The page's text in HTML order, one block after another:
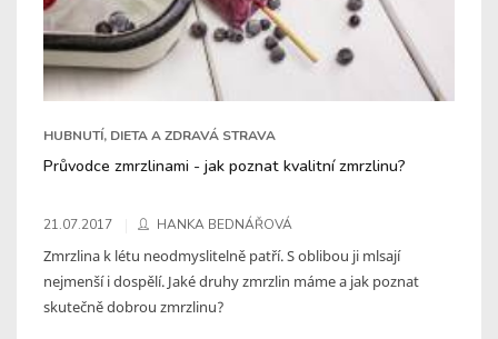
HUBNUTÍ, DIETA A ZDRAVÁ STRAVA
Průvodce zmrzlinami - jak poznat kvalitní zmrzlinu?
21.07.2017 HANKA BEDNÁŘOVÁ
Zmrzlina k létu neodmyslitelně patří. S oblibou ji mlsají
nejmenší i dospělí. Jaké druhy zmrzlin máme a jak poznat
skutečně dobrou zmrzlinu?